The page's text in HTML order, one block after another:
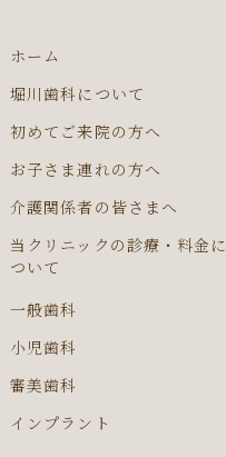
ホーム
堀川歯科について
初めてご来院の方へ
お子さま連れの方へ
介護関係者の皆さまへ
当クリニックの診療・料金に
ついて
一般歯科
小児歯科
審美歯科
インプラント